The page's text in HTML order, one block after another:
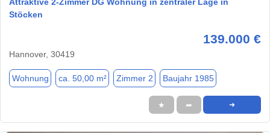
Attraktive 2-Zimmer DG Wohnung in zentraler Lage in
Stöcken
139.000 €
Hannover, 30419
Wohnung ca. 50,00 m² Zimmer 2 Baujahr 1985
★ ➦ ➜